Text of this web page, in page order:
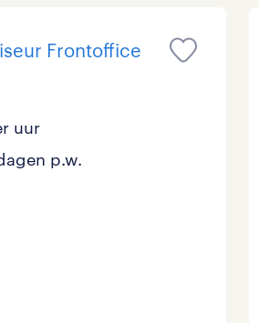
procurement
0
Frontoffice
uur
p.w.